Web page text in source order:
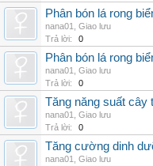
Phân bón lá rong
nana01
Giao lưu
Trả lời:
0
Phân bón lá rong
nana01
Giao lưu
Trả lời:
0
Tăng năng suất cây
nana01
Giao lưu
Trả lời:
0
Tăng cường dinh
nana01
Giao lưu